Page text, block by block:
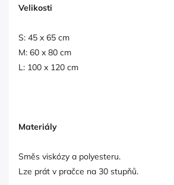
Velikosti
S: 45 x 65 cm
M: 60 x 80 cm
L: 100 x 120 cm
Materiály
Směs viskózy a polyesteru.
Lze prát v pračce na 30 stupňů.